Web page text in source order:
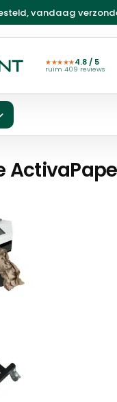
vandaag
★★★★★4.8 / 5
ruim 409 reviews